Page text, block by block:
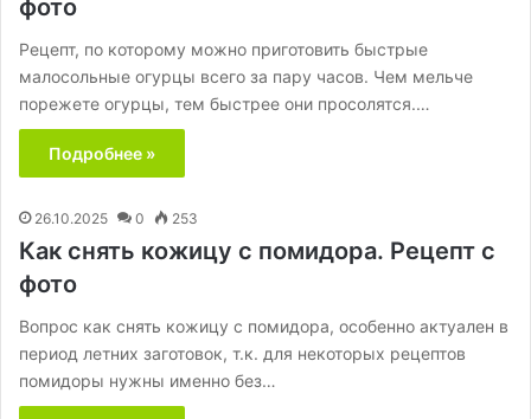
фото
Рецепт, по которому можно приготовить быстрые
малосольные огурцы всего за пару часов. Чем мельче
порежете огурцы, тем быстрее они просолятся.…
Подробнее »
26.10.2025 0 253
Как снять кожицу с помидора. Рецепт с
фото
Вопрос как снять кожицу с помидора, особенно актуален в
период летних заготовок, т.к. для некоторых рецептов
помидоры нужны именно без…